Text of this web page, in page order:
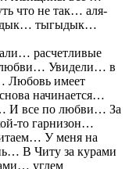
что не так… аля-
тыгыдык…
расчетливые
Увидели… в
Любовь имеет
начинается…
И все по любви… За
то гарнизон…
У меня на
В Читу за курами
углем